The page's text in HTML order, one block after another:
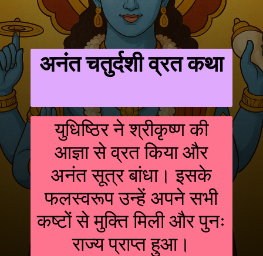
अनंत चतुर्दशी व्रत कथा
युधिष्ठिर ने श्रीकृष्ण की
आज्ञा से व्रत किया और
अनंत सूत्र बांधा। इसके
फलस्वरूप उन्हें अपने सभी
कष्टों से मुक्ति मिली और पुनः
राज्य प्राप्त हुआ।